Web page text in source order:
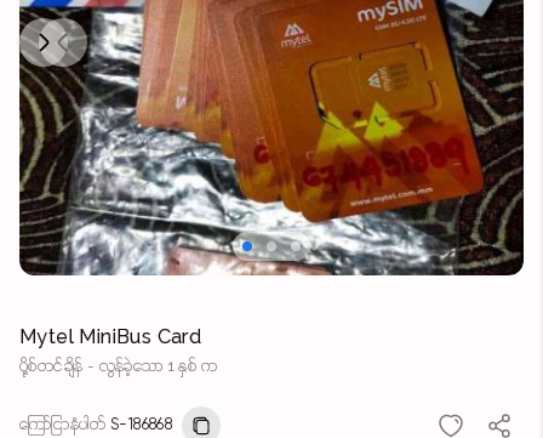
Previous
Next
Mytel MiniBus Card
ပို့စ်တင်ချိန် - လွန်ခဲ့သော 1 နှစ် က
ကြော်ငြာနံပါတ် S-186868